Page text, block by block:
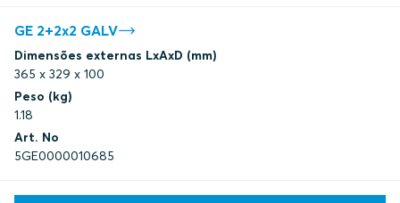
GE 2+2x2 GALV
Dimensões externas LxAxD (mm)
365 x 329 x 100
Peso (kg)
1.18
Art. No
5GE0000010685